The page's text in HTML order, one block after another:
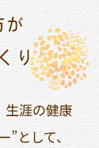
が
り
生涯の健康
”として、